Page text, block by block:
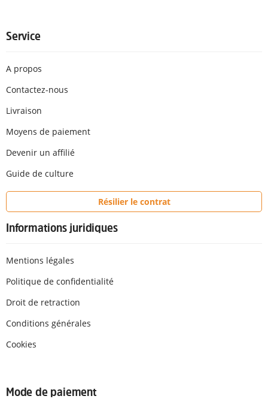
Service
A propos
Contactez-nous
Livraison
Moyens de paiement
Devenir un affilié
Guide de culture
Résilier le contrat
Informations juridiques
Mentions légales
Politique de confidentialité
Droit de retraction
Conditions générales
Cookies
Mode de paiement